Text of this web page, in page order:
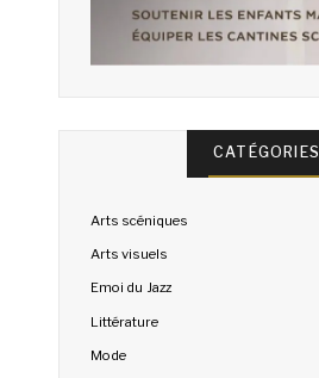
CATÉGORIES
Arts scéniques
Arts visuels
Emoi du Jazz
Littérature
Mode